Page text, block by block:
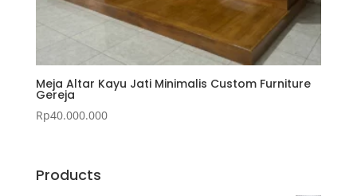
Meja Altar Kayu Jati Minimalis Custom Furniture
Gereja
Rp40.000.000
Products